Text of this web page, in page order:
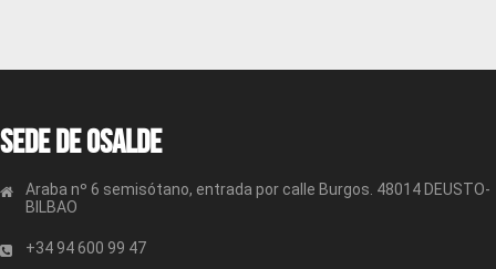
Sede de OSALDE
Araba nº 6 semisótano, entrada por calle Burgos. 48014 DEUSTO-
BILBAO
+34 94 600 99 47